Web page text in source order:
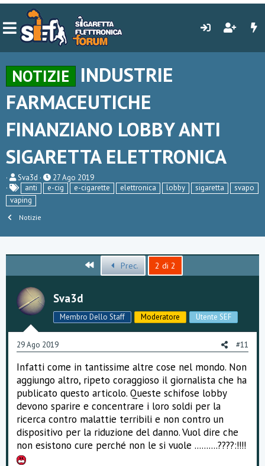
NOTIZIE
INDUSTRIE
FARMACEUTICHE
FINANZIANO LOBBY ANTI
SIGARETTA ELETTRONICA
C
r
e
a
D
u
s
s
e
Sva3d
D
a
t
i
27 Ago 2019
anti
e-cig e-cigarette elettronica lobby sigaretta
svapo
vaping
Notizie
Primo Prec. 2 di 2
Sva3d
Membro Dello Staff Moderatore Utente SEF
29 Ago 2019 #11
Infatti come in tantissime altre cose nel mondo. Non
aggiungo altro, ripeto coraggioso il giornalista che ha
publicato questo articolo. Queste schifose lobby
devono sparire e concentrare i loro soldi per la
ricerca contro malattie terribili e non contro un
dispositivo per la riduzione del danno. Vuol dire che
non esistono cure perché non le si vuole ..........????:!!!!